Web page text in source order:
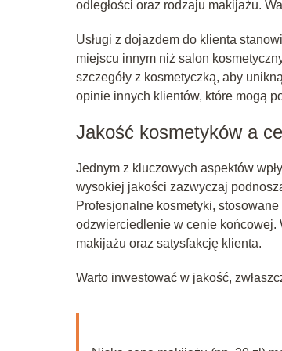
odległości oraz rodzaju makijażu.
Usługi z dojazdem do klienta
miejscu innym niż salon
szczegóły z kosmetyczką, aby
opinie innych klientów, które mogą
Jakość kosmetyków a
Jednym z kluczowych aspektów
wysokiej jakości zazwyczaj
Profesjonalne kosmetyki,
odzwierciedlenie w cenie końcowej.
makijażu oraz satysfakcję klienta.
Warto inwestować w jakość,